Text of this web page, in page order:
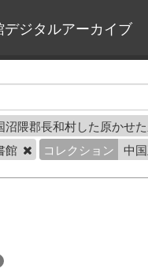
ジタルアーカイブ
沼隈郡長和村した原かせ
館 コレクション 中